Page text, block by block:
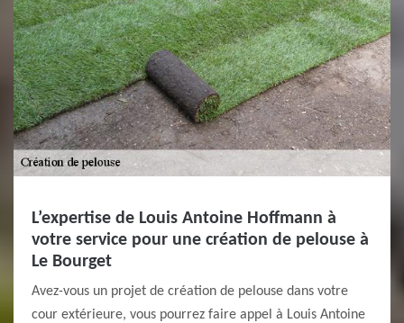
L’expertise de Louis Antoine Hoffmann à
votre service pour une création de pelouse à
Le Bourget
Avez-vous un projet de création de pelouse dans votre
cour extérieure, vous pourrez faire appel à Louis Antoine